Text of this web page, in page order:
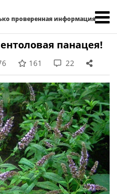
проверенная информация
панацея!
161 22